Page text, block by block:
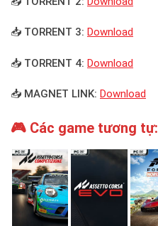
📥 TORRENT 3: Download
📥 TORRENT 4: Download
📥 MAGNET LINK: Download
🎮 Các game tương tự: